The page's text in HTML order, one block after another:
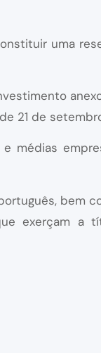
uma
21 de
médias
bem
exerçam a